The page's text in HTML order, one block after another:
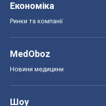
Економіка
Ринки та компанії
MedOboz
Новини медицини
Шоу